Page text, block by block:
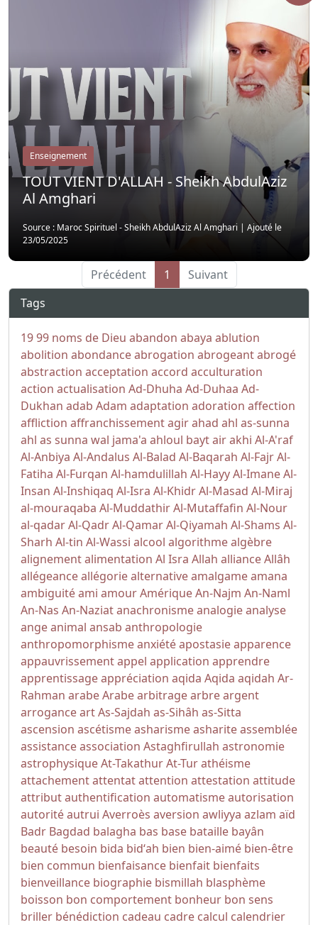
Enseignement
TOUT VIENT D'ALLAH - Sheikh AbdulAziz
Al Amghari
Source : Maroc Spirituel - Sheikh AbdulAziz Al Amghari | Ajouté le
23/05/2025
Précédent 1
Suivant
Tags
1999 noms de Dieu abandon abaya ablution
abolition abondanceabrogation abrogeantabrogé
abstraction acceptation accord acculturation
action actualisation Ad-Dhuha Ad-Duhaa Ad-
Dukhan adab Adam adaptation adoration affection
affliction affranchissementagirahad ahl as-sunna
ahl as sunna wal jama'a ahloul baytairakhi Al-A'raf
Al-Anbiya Al-Andalus Al-Balad Al-Baqarah Al-FajrAl-
Fatiha Al-Furqan Al-hamdulillah Al-HayyAl-ImaneAl-
Insan Al-Inshiqaq Al-Isra Al-KhidrAl-Masad Al-Miraj
al-mouraqaba Al-MuddathirAl-Mutaffafin Al-Nour
al-qadarAl-QadrAl-QamarAl-Qiyamah Al-Shams Al-
Sharh Al-tin Al-Wassi alcool algorithmealgèbre
alignementalimentation Al Isra Allah allianceAllâh
allégeanceallégoriealternativeamalgameamana
ambiguitéami amourAmériqueAn-Najm An-Naml
An-Nas An-Naziatanachronismeanalogieanalyse
angeanimal ansab anthropologie
anthropomorphismeanxiétéapostasieapparence
appauvrissementappel application apprendre
apprentissageappréciation aqida Aqida aqidah Ar-
Rahman arabeArabearbitragearbreargent
arroganceartAs-Sajdah as-Sihâh as-Sitta
ascension ascétismeasharismeashariteassemblée
assistanceassociation Astaghfirullah astronomie
astrophysiqueAt-TakathurAt-Turathéisme
attachementattentatattention attestation attitude
attributauthentification automatismeautorisation
autoritéautrui Averroès aversion awliyya azlam aïd
Badr Bagdad balagha bas base bataille bayân
beauté besoin bida bidʻah bien bien-aimé bien-être
bien commun bienfaisance bienfait bienfaits
bienveillance biographie bismillah blasphème
boisson bon comportement bonheur bon sens
briller bénédiction cadeau cadre calcul calendrier